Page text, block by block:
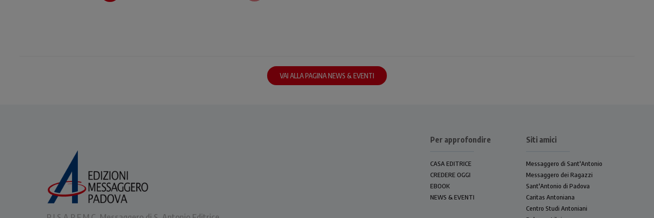
VAI ALLA PAGINA NEWS & EVENTI
Per approfondire
CASA EDITRICE
CREDERE OGGI
EBOOK
NEWS & EVENTI
Siti amici
Messaggero di Sant'Antonio
Messaggero dei Ragazzi
Sant'Antonio di Padova
Caritas Antoniana
Centro Studi Antoniani